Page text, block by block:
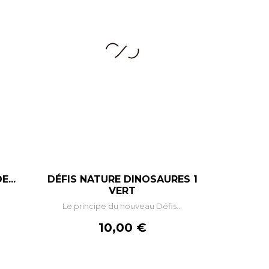
DÉFIS NATURE DINOSAURES 1
VERT
Le principe du nouveau Défis...
Prix
10,00 €
– +